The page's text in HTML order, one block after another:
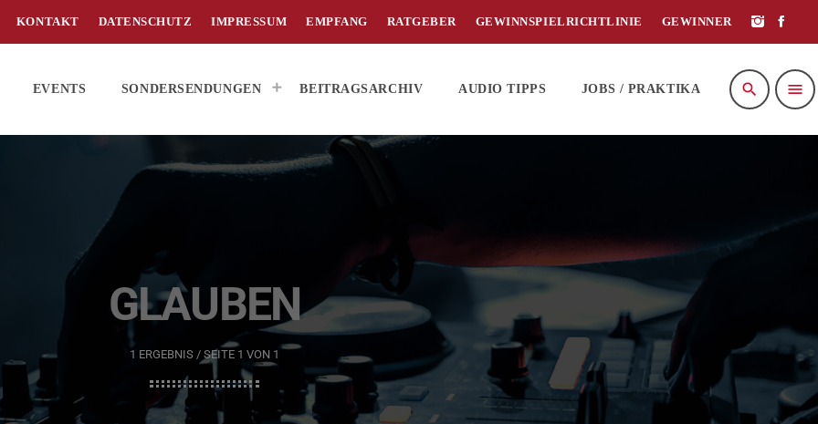
KONTAKT DATENSCHUTZ IMPRESSUM EMPFANG RATGEBER GEWINNSPIELRICHTLINIE GEWINNER
EVENTS SONDERSENDUNGEN BEITRAGSARCHIV AUDIO TIPPS JOBS / PRAKTIKA search menu
GLAUBEN
1 ERGEBNIS / SEITE 1 VON 1